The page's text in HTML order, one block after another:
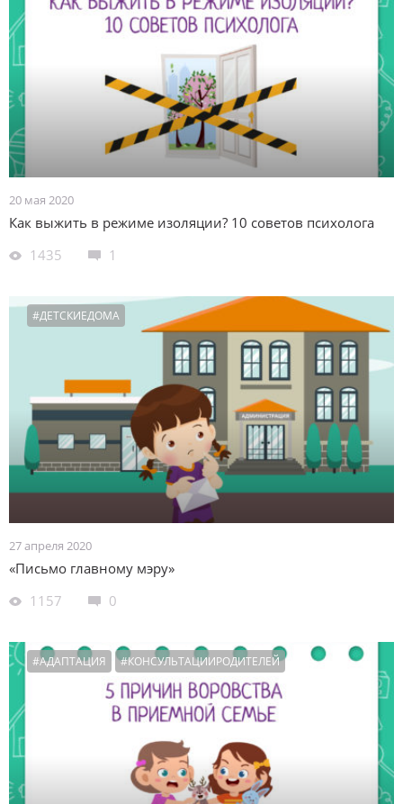
20 мая 2020
Как выжить в режиме изоляции? 10 советов психолога
1435
1
#ДЕТСКИЕДОМА
27 апреля 2020
«Письмо главному мэру»
1157
0
#АДАПТАЦИЯ #КОНСУЛЬТАЦИИРОДИТЕЛЕЙ